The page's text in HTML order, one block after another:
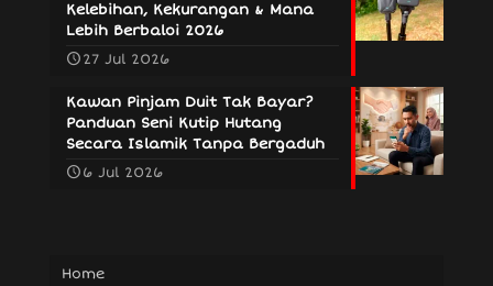
Kelebihan, Kekurangan & Mana
Lebih Berbaloi 2026
27 Jul 2026
Kawan Pinjam Duit Tak Bayar?
Panduan Seni Kutip Hutang
Secara Islamik Tanpa Bergaduh
6 Jul 2026
Home